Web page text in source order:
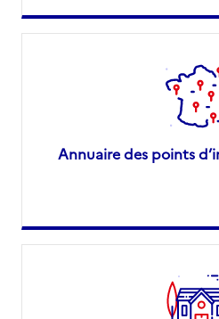
Annuaire des points